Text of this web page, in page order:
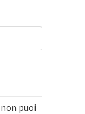
puoi